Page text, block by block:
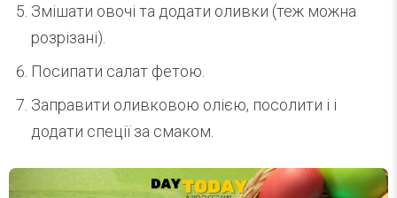
Змішати овочі та додати оливки (теж можна
розрізані).
Посипати салат фетою.
Заправити оливковою олією, посолити і і
додати спеції за смаком.